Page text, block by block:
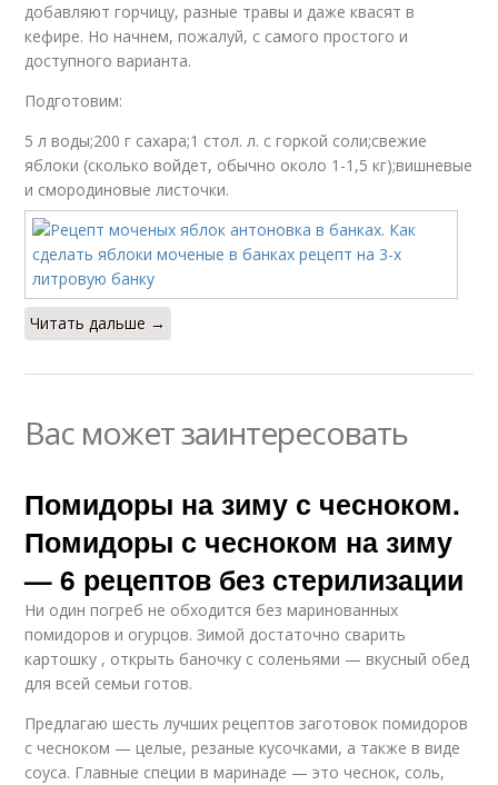
добавляют горчицу, разные травы и даже квасят в
кефире. Но начнем, пожалуй, с самого простого и
доступного варианта.
Подготовим:
5 л воды;200 г сахара;1 стол. л. с горкой соли;свежие
яблоки (сколько войдет, обычно около 1-1,5 кг);вишневые
и смородиновые листочки.
Читать дальше →
Вас может заинтересовать
Помидоры на зиму с чесноком.
Помидоры с чесноком на зиму
— 6 рецептов без стерилизации
Ни один погреб не обходится без маринованных
помидоров и огурцов. Зимой достаточно сварить
картошку , открыть баночку с соленьями — вкусный обед
для всей семьи готов.
Предлагаю шесть лучших рецептов заготовок помидоров
с чесноком — целые, резаные кусочками, а также в виде
соуса. Главные специи в маринаде — это чеснок, соль,